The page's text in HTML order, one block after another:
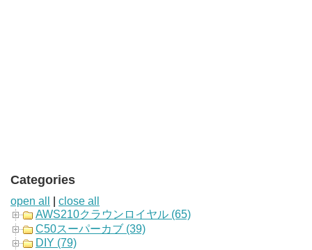
Categories
open all
close all
AWS210クラウンロイヤル (65)
C50スーパーカブ (39)
DIY (79)